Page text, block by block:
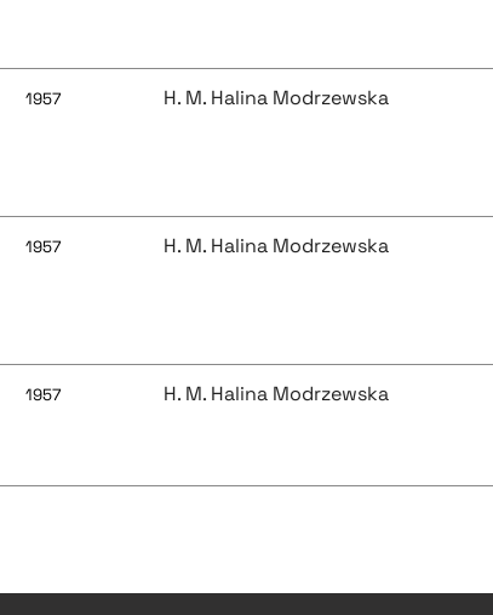
1957 H. M. Halina Modrzewska
1957 H. M. Halina Modrzewska
1957 H. M. Halina Modrzewska